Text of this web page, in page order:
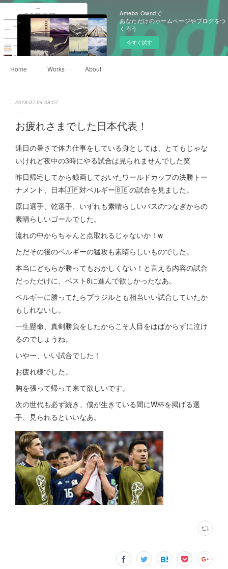
Ameba Owndで
あなただけのホームページやブログをつ
くろう
今すぐ試す
Home Works About
2018.07.04 08:57
お疲れさまでした日本代表！
連日の暑さで体力仕事をしている身としては、とてもじゃな
いけれど夜中の3時にやる試合は見られませんでした笑
昨日帰宅してから録画しておいたワールドカップの決勝トー
ナメント、日本🇯🇵対ベルギー🇧🇪の試合を見ました。
原口選手、乾選手、いずれも素晴らしいパスのつなぎからの
素晴らしいゴールでした。
流れの中からちゃんと点取れるじゃないか！w
ただその後のベルギーの猛攻も素晴らしいものでした。
本当にどちらが勝ってもおかしくない！と言える内容の試合
だっただけに、ベスト8に進んで欲しかったなあ。
ベルギーに勝ってたらブラジルとも相当いい試合していたか
もしれないし。
一生懸命、真剣勝負をしたからこそ人目をはばからずに泣け
るのでしょうね。
いやー、いい試合でした！
お疲れ様でした。
胸を張って帰って来て欲しいです。
次の世代も必ず続き、僕が生きている間にW杯を掲げる選
手、見られるといいなあ。